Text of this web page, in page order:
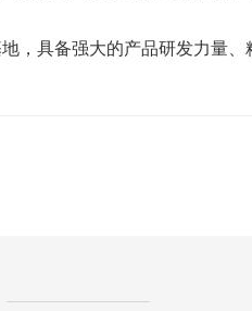
具备强大的产品研发力量、